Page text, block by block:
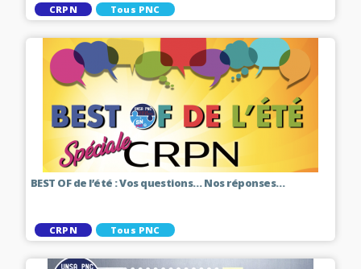
CRPN Tous PNC
BEST OF de l’été : Vos questions… Nos réponses…
CRPN Tous PNC